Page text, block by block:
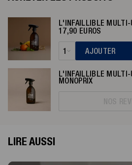
L'INFAILLIBLE MULTI-
17,90 EUROS
1 AJOUTER
L'INFAILLIBLE MULTI-
MONOPRIX
LIRE AUSSI